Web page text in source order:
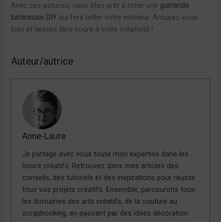
Avec ces astuces, vous êtes prêt à créer une guirlande
lumineuse DIY qui fera briller votre intérieur. Amusez-vous
bien et laissez libre cours à votre créativité !
Auteur/autrice
Anne-Laure
Je partage avec vous toute mon expertise dans les
loisirs créatifs. Retrouvez dans mes articles des
conseils, des tutoriels et des inspirations pour réussir
tous vos projets créatifs. Ensemble, parcourons tous
les domaines des arts créatifs, de la couture au
scrapbooking, en passant par des idées décoration.